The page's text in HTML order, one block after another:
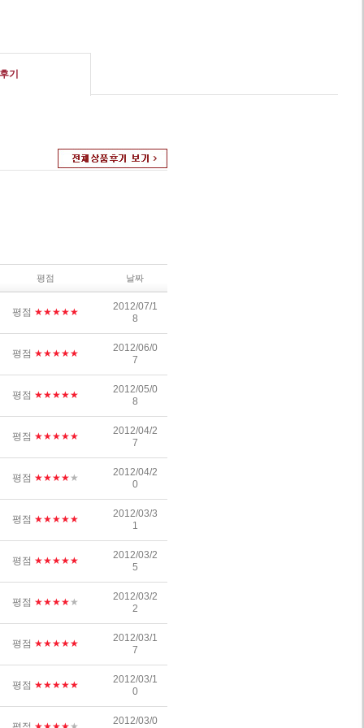
기
평점 날짜
평점 ★★★★★
2012/07/1
8
평점 ★★★★★
2012/06/0
7
평점 ★★★★★
2012/05/0
8
평점 ★★★★★
2012/04/2
7
평점 ★★★★★
2012/04/2
0
평점 ★★★★★
2012/03/3
1
평점 ★★★★★
2012/03/2
5
평점 ★★★★★
2012/03/2
2
평점 ★★★★★
2012/03/1
7
평점 ★★★★★
2012/03/1
0
2012/03/0